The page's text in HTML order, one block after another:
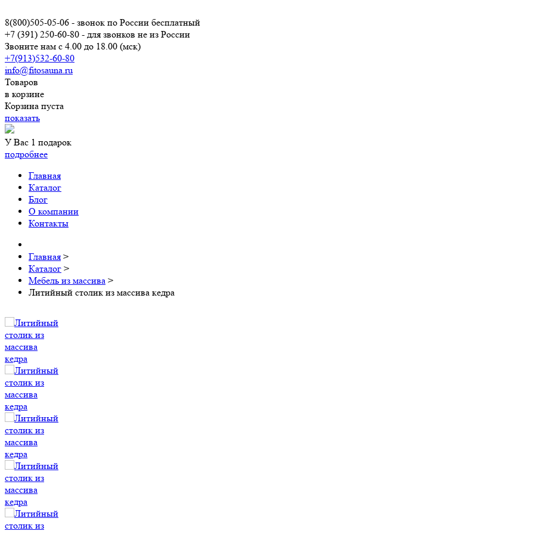
8(800)505-05-06 - звонок по России бесплатный
+7 (391) 250-60-80 - для звонков не из России
Звоните нам с 4.00 до 18.00 (мск)
+7(913)532-60-80
info@fitosauna.ru
Товаров
в корзине
Корзина пуста
показать
У Вас 1 подарок
подробнее
Главная
Каталог
Блог
О компании
Контакты
Главная >
Каталог >
Мебель из массива >
Литийный столик из массива кедра